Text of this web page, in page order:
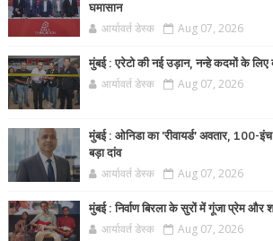
घमासान
आर्यावर्त डेस्क Aug 07, 2026
मुंबई : एरेटो की नई उड़ान, नन्हे कदमों के
आर्यावर्त डेस्क Aug 07, 2026
मुंबई : ओनिडा का 'रीवायर्ड’ अवतार, 100-
बड़ा दांव
आर्यावर्त डेस्क Aug 07, 2026
मुंबई : निर्वाण बिरला के सुरों में गूंजा प्रेम और
आर्यावर्त डेस्क Aug 07, 2026